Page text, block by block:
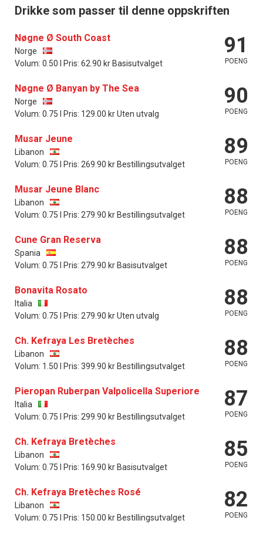
Drikke som passer til denne oppskriften
Nøgne Ø South Coast
Norge
Volum: 0.50 l Pris: 62.90 kr Basisutvalget
91
POENG
Nøgne Ø Banyan by The Sea
Norge
Volum: 0.75 l Pris: 129.00 kr Uten utvalg
90
POENG
Musar Jeune
Libanon
Volum: 0.75 l Pris: 269.90 kr Bestillingsutvalget
89
POENG
Musar Jeune Blanc
Libanon
Volum: 0.75 l Pris: 279.90 kr Bestillingsutvalget
88
POENG
Cune Gran Reserva
Spania
Volum: 0.75 l Pris: 279.90 kr Basisutvalget
88
POENG
Bonavita Rosato
Italia
Volum: 0.75 l Pris: 279.90 kr Uten utvalg
88
POENG
Ch. Kefraya Les Bretèches
Libanon
Volum: 1.50 l Pris: 399.90 kr Bestillingsutvalget
88
POENG
Pieropan Ruberpan Valpolicella Superiore
Italia
Volum: 0.75 l Pris: 299.90 kr Bestillingsutvalget
87
POENG
Ch. Kefraya Bretèches
Libanon
Volum: 0.75 l Pris: 169.90 kr Basisutvalget
85
POENG
Ch. Kefraya Bretèches Rosé
Libanon
Volum: 0.75 l Pris: 150.00 kr Bestillingsutvalget
82
POENG